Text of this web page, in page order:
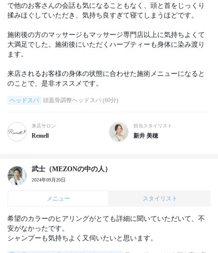
で他のお客さんの会話も気になることもなく、頭と首をじっくり
揉みほぐしていただき、気持ち良すぎて寝てしまうほどです。
施術後の方のマッサージもマッサージ専門店以上に気持ちよくて
大満足でした。施術後にいただくハーブティーも身体に染み渡り
ます。
来店されるお客様の身体の状態に合わせた施術メニューになると
のことで、是非オススメです。
ヘッドスパ 頭蓋骨調整ヘッドスパ (60分)
来店サロン
Remell
担当スタイリスト
新井 美穂
武士（MEZONの中の人）
2024年09月20日
メニュー スタイリスト
希望のカラーのヒアリングがとても詳細に聞いていただいて、不
安がなかったです。
シャンプーも気持ちよく又伺いたいと思います。